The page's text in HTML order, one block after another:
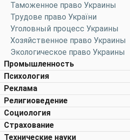
Таможенное право Украины
Трудове право України
Уголовный процесс Украины
Хозяйственное право Украины
Экологическое право Украины
Промышленность
Психология
Реклама
Религиоведение
Социология
Страхование
Технические науки